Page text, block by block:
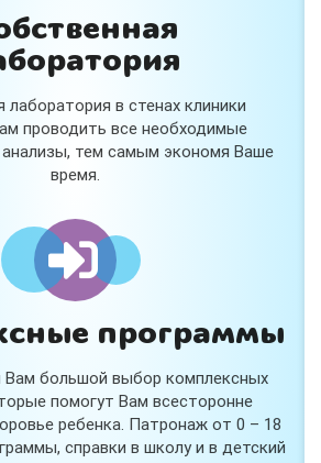
лаборатория в стенах клиники
проводить все необходимые
анализы, тем самым экономя Ваше
время.
программы
большой выбор комплексных
помогут Вам всесторонне
ребенка. Патронаж от 0 – 18
справки в школу и в детский
Нет, спасибо
обработкуперсональных данных
Работает наСтримвуд